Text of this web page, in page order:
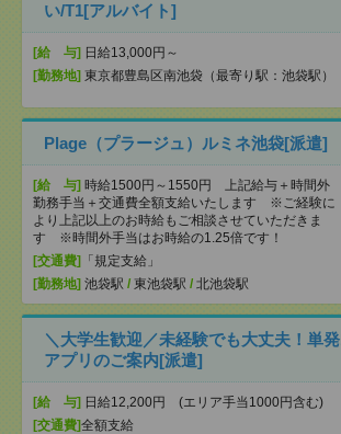
い/T1[アルバイト]
[給 与] 日給13,000円～
[勤務地] 東京都豊島区南池袋（最寄り駅：池袋駅）
Plage（プラージュ）ルミネ池袋[派遣]
[給 与] 時給1500円～1550円 上記給与＋時間外
勤務手当＋交通費全額支給いたします ※ご経験に
より上記以上のお時給もご相談させていただきま
す ※時間外手当はお時給の1.25倍です！
[交通費]
「規定支給」
[勤務地] 池袋駅 / 東池袋駅 / 北池袋駅
＼大学生歓迎／未経験でも大丈夫！単
アプリのご案内[派遣]
[給 与] 日給12,200円 (エリア手当1000円含む)
[交通費]全額支給